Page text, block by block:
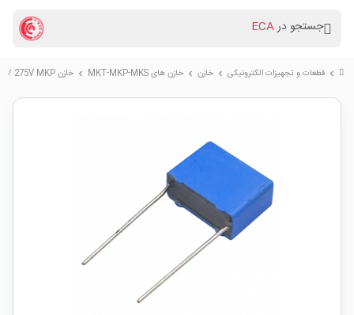
جستجو درECA
chevron_right قطعات و تجهیزات الکترونیکی chevron_right خازن chevron_right خازن های MKT-MKP-MKS chevron_right خازن 4.7nF / 275V MKP کلاس X2